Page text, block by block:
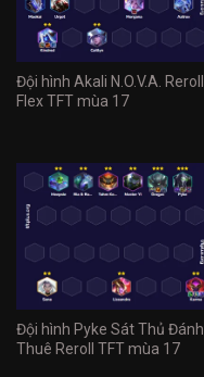
Đội hình Akali N.O.V.A. Reroll
Flex TFT mùa 17
Đội hình Pyke Sát Thủ Đánh
Thuê Reroll TFT mùa 17